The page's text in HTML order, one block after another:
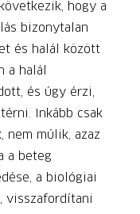
hogy a
bizonytalan
és halál között
a halál
és úgy érzi,
Inkább csak
nem múlik, azaz
a beteg
a biológiai
visszafordítani